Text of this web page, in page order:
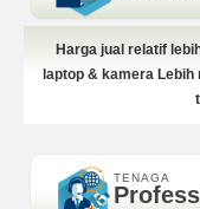
Harga jual relatif
laptop & kamera Lebih
TENAGA